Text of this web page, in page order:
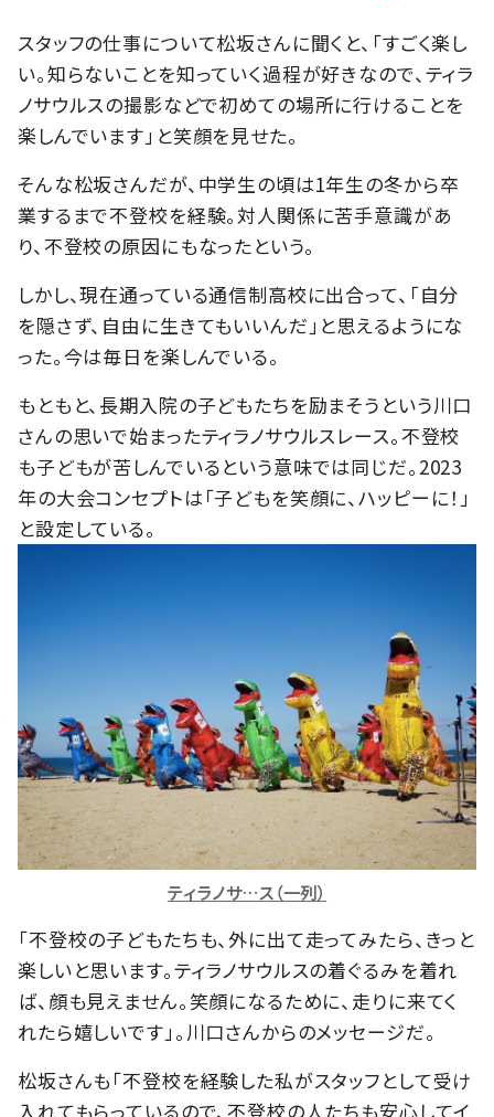
スタッフの仕事について松坂さんに聞くと、「すごく楽し
い。知らないことを知っていく過程が好きなので、ティラ
ノサウルスの撮影などで初めての場所に行けることを
楽しんでいます」と笑顔を見せた。
そんな松坂さんだが、中学生の頃は1年生の冬から卒
業するまで不登校を経験。対人関係に苦手意識があ
り、不登校の原因にもなったという。
しかし、現在通っている通信制高校に出合って、「自分
を隠さず、自由に生きてもいいんだ」と思えるようにな
った。今は毎日を楽しんでいる。
もともと、長期入院の子どもたちを励まそうという川口
さんの思いで始まったティラノサウルスレース。不登校
も子どもが苦しんでいるという意味では同じだ。2023
年の大会コンセプトは「子どもを笑顔に、ハッピーに！」
と設定している。
ティラノサ…ス（一列）
「不登校の子どもたちも、外に出て走ってみたら、きっと
楽しいと思います。ティラノサウルスの着ぐるみを着れ
ば、顔も見えません。笑顔になるために、走りに来てく
れたら嬉しいです」。川口さんからのメッセージだ。
松坂さんも「不登校を経験した私がスタッフとして受け
入れてもらっているので、不登校の人たちも安心してイ